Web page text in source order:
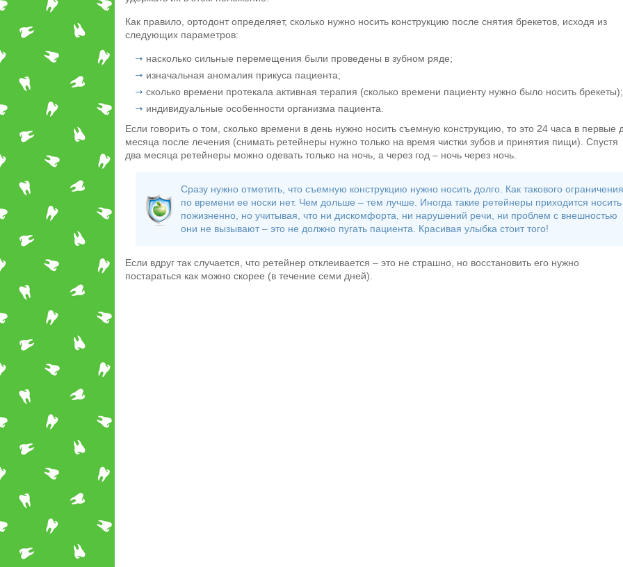
Как правило, ортодонт определяет, сколько нужно носить конструкцию после снятия брекетов, исходя из
следующих параметров:
насколько сильные перемещения были проведены в зубном ряде;
изначальная аномалия прикуса пациента;
сколько времени протекала активная терапия (сколько времени пациенту нужно было носить брекеты);
индивидуальные особенности организма пациента.
Если говорить о том, сколько времени в день нужно носить съемную конструкцию, то это 24 часа в первые
месяца после лечения (снимать ретейнеры нужно только на время чистки зубов и принятия пищи). Спустя
два месяца ретейнеры можно одевать только на ночь, а через год – ночь через ночь.
Сразу нужно отметить, что съемную конструкцию нужно носить долго. Как такового ограничения
по времени ее носки нет. Чем дольше – тем лучше. Иногда такие ретейнеры приходится носить
пожизненно, но учитывая, что ни дискомфорта, ни нарушений речи, ни проблем с внешностью
они не вызывают – это не должно пугать пациента. Красивая улыбка стоит того!
Если вдруг так случается, что ретейнер отклеивается – это не страшно, но восстановить его нужно
постараться как можно скорее (в течение семи дней).